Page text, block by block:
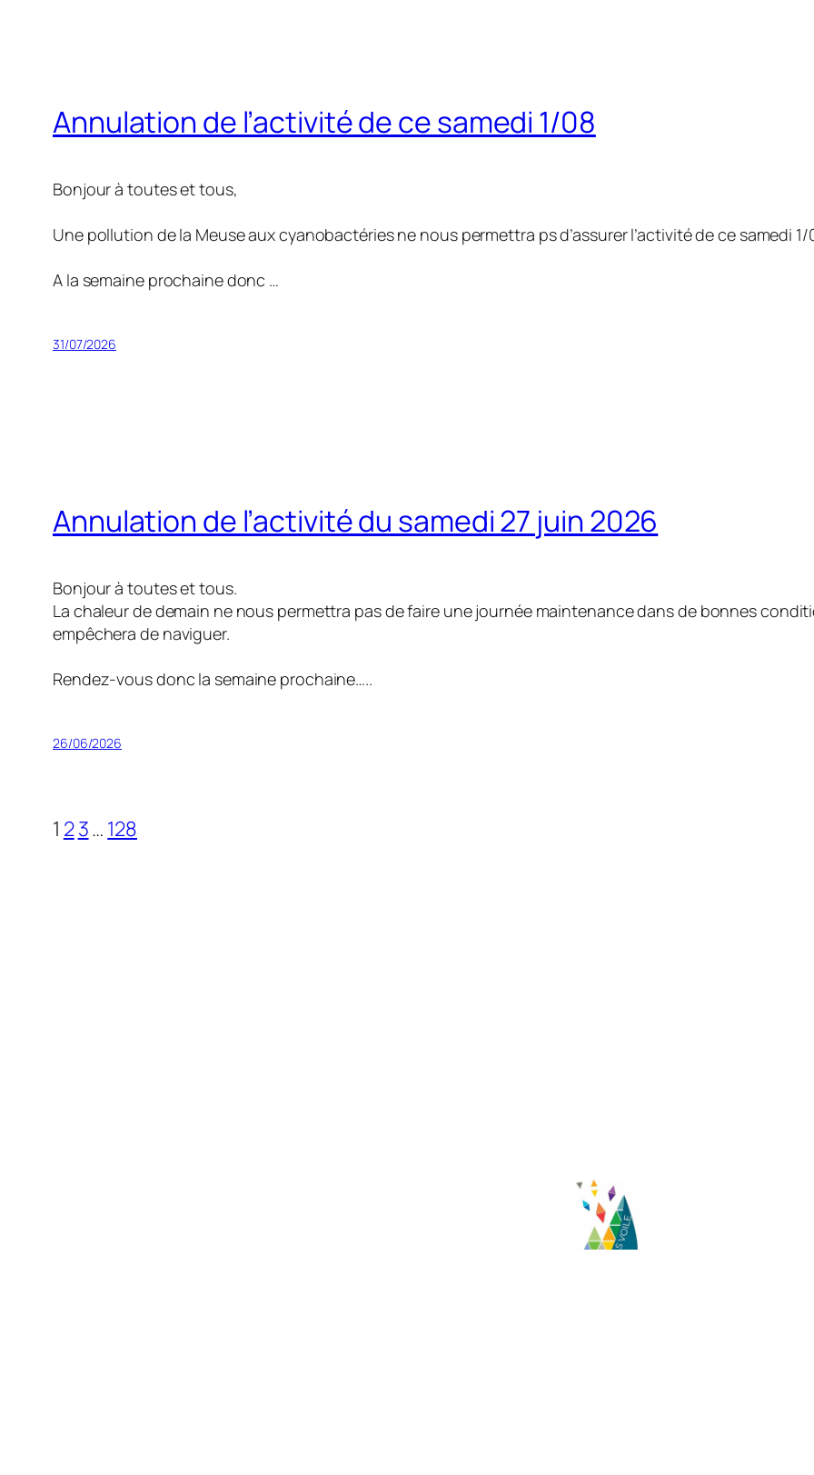
Annulation de l’activité de ce samedi 1/08
Bonjour à toutes et tous,
Une pollution de la Meuse aux cyanobactéries ne nous permettra ps d’assurer l’activité de ce samedi 1/
A la semaine prochaine donc …
31/07/2026
Annulation de l’activité du samedi 27 juin 2026
Bonjour à toutes et tous.
La chaleur de demain ne nous permettra pas de faire une journée maintenance dans de bonnes
empêchera de naviguer.
Rendez-vous donc la semaine prochaine…..
26/06/2026
1 23… 128